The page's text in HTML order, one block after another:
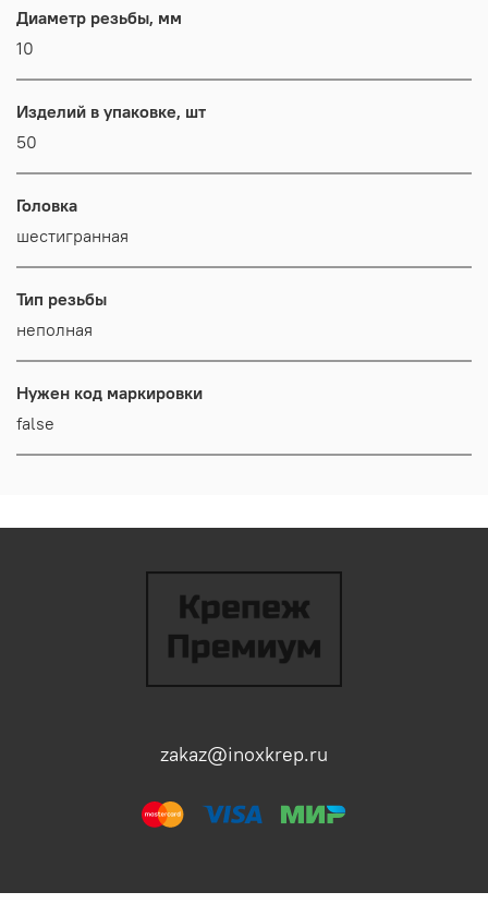
Диаметр резьбы, мм
10
Изделий в упаковке, шт
50
Головка
шестигранная
Тип резьбы
неполная
Нужен код маркировки
false
zakaz@inoxkrep.ru